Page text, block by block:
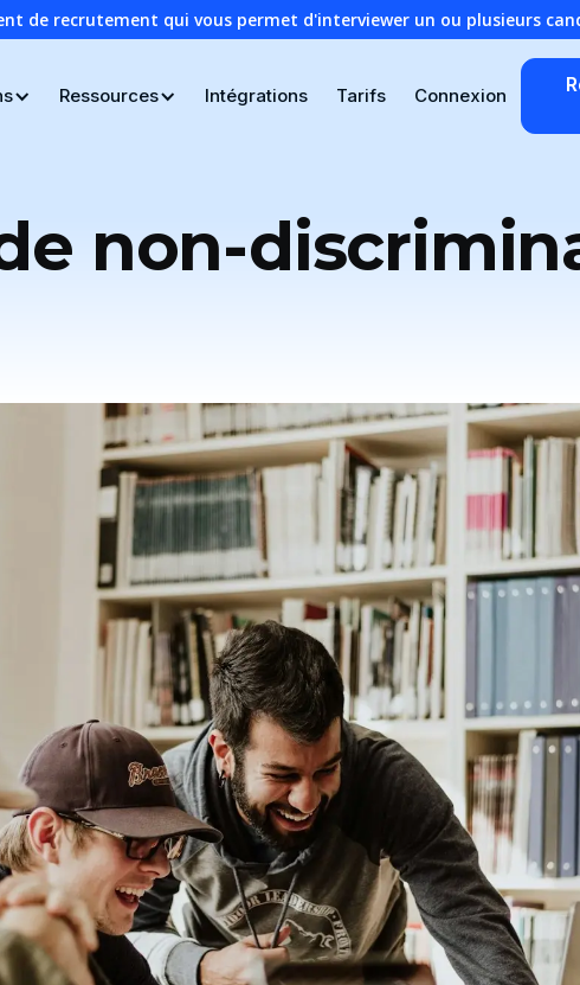
de recrutement qui vous permet d'interviewer un ou plusieurs
Ressources Intégrations Tarifs Connexion
non-